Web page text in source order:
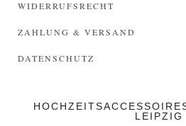
WIDERRUFSRECHT
ZAHLUNG & VERSAND
DATENSCHUTZ
LEIPZIG